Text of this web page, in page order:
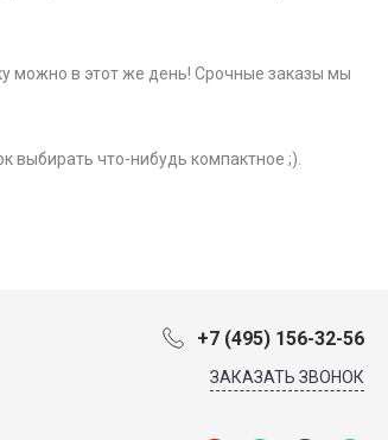
можно в этот же день! Срочные заказы мы
выбирать что-нибудь компактное ;).
+7 (495) 156-32-56
ЗАКАЗАТЬ ЗВОНОК